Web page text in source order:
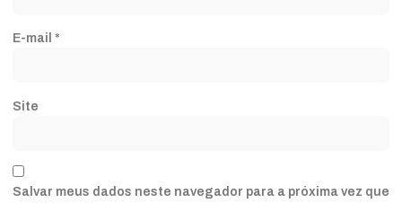
E-mail *
Site
Salvar meus dados neste navegador para a próxima vez que